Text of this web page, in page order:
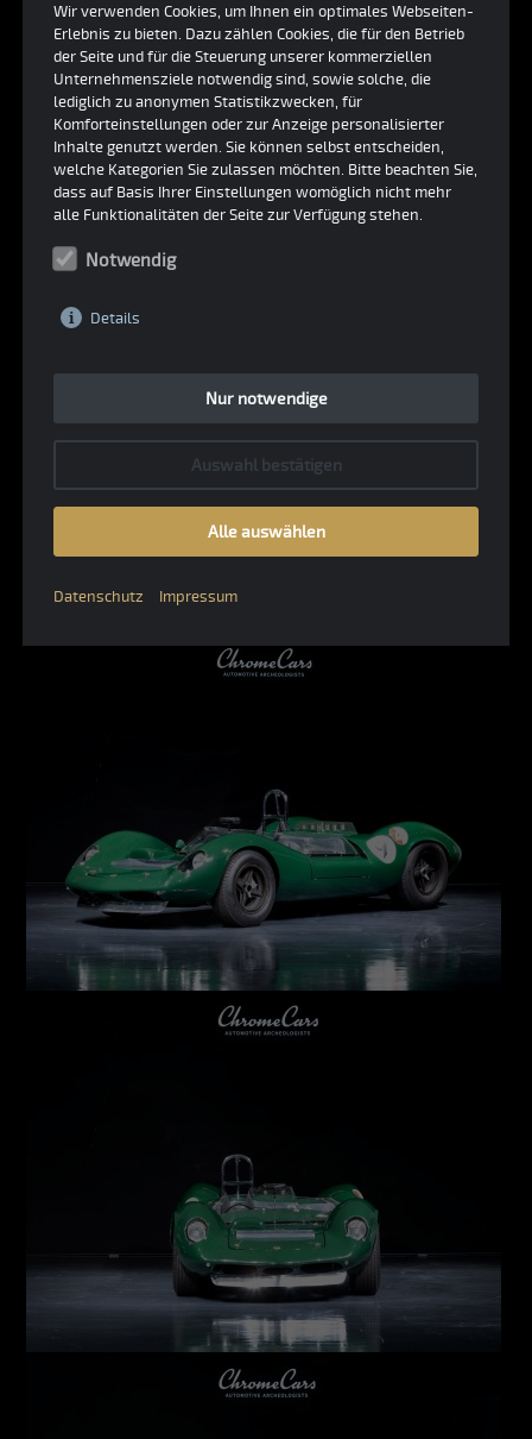
30/L/7, wurde 1964 an Duchess Auto in New York
ausgeliefeert. Er wurde in Nassau auf der
Bahamas Speed Week und bei verschiedenen
SCCA Events eingesetzt. 1979 wurde er von Alex
Seldon gekauft und für historische Renne in
England aufgebaut. Seldon setzte Ihn erfolgreich
bei verschiedenen HSCC events ein und gewann
wurde danach auf Mk2 specification upgedated,
mit 15 Rädern und weiteren Verbesserungen. Er
wird von einem originalen Ford 289ci FAV Motor
angetrieben (sehr früher Ford Advanced Vehicles
GT40 Motor) welcher 380bhp produziert.
Sie sind interessiert?
Wir verwenden Cookies, um Ihnen ein optimales Webseiten-
Erlebnis zu bieten. Dazu zählen Cookies, die für den Betrieb
der Seite und für die Steuerung unserer kommerziellen
Unternehmensziele notwendig sind, sowie solche, die
lediglich zu anonymen Statistikzwecken, für
Komforteinstellungen oder zur Anzeige personalisierter
Inhalte genutzt werden. Sie können selbst entscheiden,
welche Kategorien Sie zulassen möchten. Bitte beachten Sie,
dass auf Basis Ihrer Einstellungen womöglich nicht mehr
alle Funktionalitäten der Seite zur Verfügung stehen.
Notwendig
Details
Nur notwendige
Auswahl bestätigen
Alle auswählen
Datenschutz Impressum